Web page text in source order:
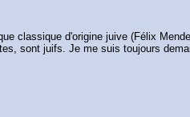
classique d'origine juive (Félix
sont juifs. Je me suis toujours